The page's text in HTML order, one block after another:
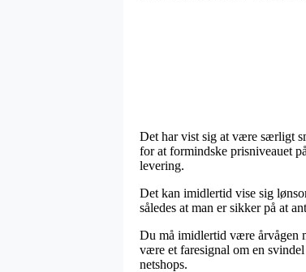
Det har vist sig at være særligt
for at formindske prisniveauet
levering.
Det kan imidlertid vise sig
således at man er sikker på at
Du må imidlertid være årvågen
være et faresignal om en
netshops.